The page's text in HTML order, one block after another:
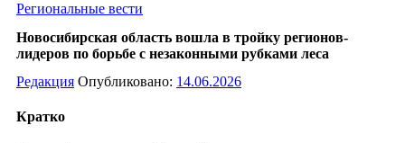
Региональные вести
Новосибирская область вошла в тройку регионов-
лидеров по борьбе с незаконными рубками леса
Редакция Опубликовано: 14.06.2026
Кратко